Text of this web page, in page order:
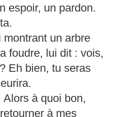
espoir, un pardon.
un arbre
foudre, lui dit : vois,
Eh bien, tu seras
à quoi bon,
à mes